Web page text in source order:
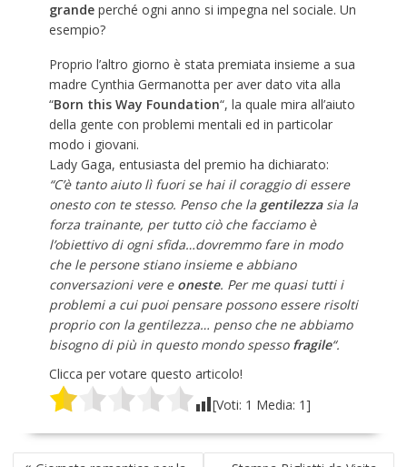
grandeperché ogni anno si impegna nel sociale. Un
esempio?
Proprio l’altro giorno è stata premiata insieme a sua
madre Cynthia Germanotta per aver dato vita alla
“Born this Way Foundation“, la quale mira all’aiuto
della gente con problemi mentali ed in particolar
modo i giovani.
Lady Gaga, entusiasta del premio ha dichiarato:
“C’è tanto aiuto lì fuori se hai il coraggio di essere
onesto con te stesso. Penso che la gentilezzasia la
forza trainante, per tutto ciò che facciamo è
l’obiettivo di ogni sfida…dovremmo fare in modo
che le persone stiano insieme e abbiano
conversazioni vere e oneste. Per me quasi tutti i
problemi a cui puoi pensare possono essere risolti
proprio con la gentilezza… penso che ne abbiamo
bisogno di più in questo mondo spesso fragile“.
Clicca per votare questo articolo!
[Voti: 1 Media: 1]